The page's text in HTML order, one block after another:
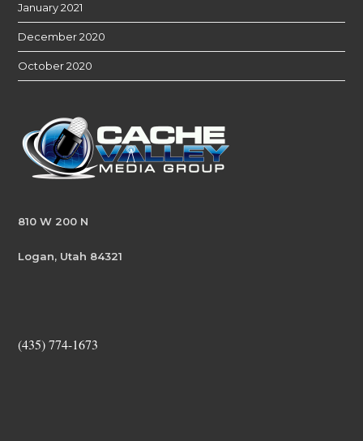
January 2021
December 2020
October 2020
810 W 200 N
Logan, Utah 84321
(435) 774-1673